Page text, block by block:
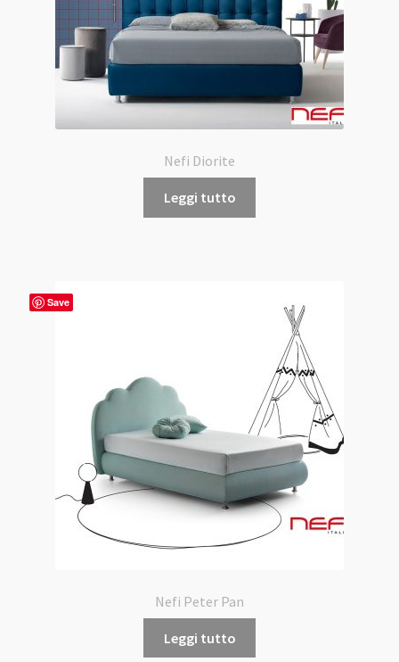
Nefi Diorite
Leggi tutto
Save
Nefi Peter Pan
Leggi tutto